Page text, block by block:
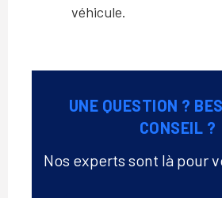
véhicule.
UNE QUESTION ?
CONSEIL ?
Nos experts sont là pour